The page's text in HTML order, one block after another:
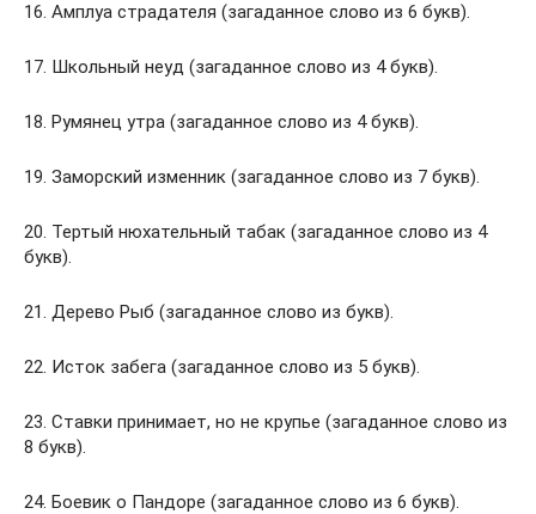
16. Амплуа страдателя (загаданное слово из 6 букв).
17. Школьный неуд (загаданное слово из 4 букв).
18. Румянец утра (загаданное слово из 4 букв).
19. Заморский изменник (загаданное слово из 7 букв).
20. Тертый нюхательный табак (загаданное слово из 4
букв).
21. Дерево Рыб (загаданное слово из букв).
22. Исток забега (загаданное слово из 5 букв).
23. Ставки принимает, но не крупье (загаданное слово из
8 букв).
24. Боевик о Пандоре (загаданное слово из 6 букв).